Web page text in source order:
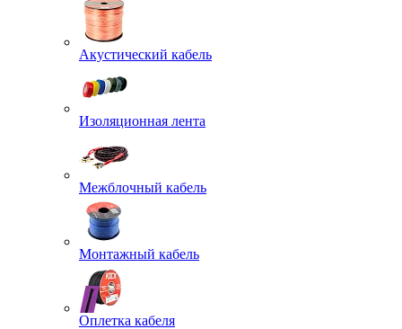
Акустический кабель
Изоляционная лента
Межблочный кабель
Монтажный кабель
Оплетка кабеля